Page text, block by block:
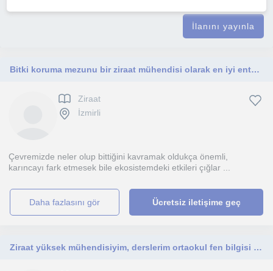
İlanını yayınla
Bitki koruma mezunu bir ziraat mühendisi olarak en iyi entomoloji olmakla beraber bitki fizyolojisi, biyoloji vb konulara hakimim
Ziraat
İzmirli
Çevremizde neler olup bittiğini kavramak oldukça önemli,
karıncayı fark etmesek bile ekosistemdeki etkileri çığlar ...
daha fazlasını gör Ücretsiz iletişime geç
Ziraat yüksek mühendisiyim, derslerim ortaokul fen bilgisi için.